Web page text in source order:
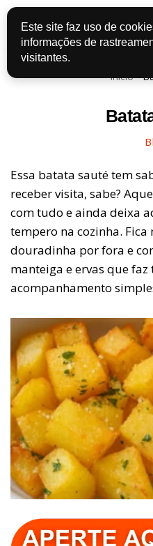
Pular
para
o
Início-
Essa batata sauté tem
receber visita, sabe?
com tudo e ainda deixa
tempero na cozinha.
douradinha por fora e
manteiga e ervas que
acompanhamento
Este site faz uso de
informações de
visitantes.